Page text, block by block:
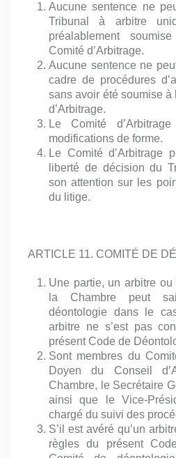
Aucune sentence ne
Tribunal à arbitre
préalablement
Comité d’Arbitrage.
Aucune sentence ne
cadre de procédures
sans avoir été soumise à
d’Arbitrage.
Le Comité
modifications de forme.
Le Comité d’Arbitrage
liberté de décision du
son attention sur les
du litige.
ARTICLE 11. COMITÉ DE
Une partie, un arbitre
la Chambre peut
déontologie dans le
arbitre ne s’est pas
présent Code de
Sont membres du
Doyen du Conseil
Chambre, le Secrétaire
ainsi que le Vice-
chargé du suivi des
S’il est avéré qu’un
règles du présent